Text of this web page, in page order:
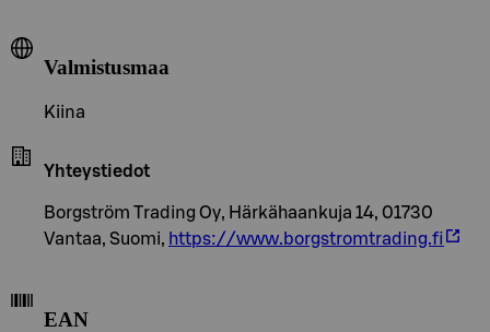
Valmistusmaa
Kiina
Yhteystiedot
Borgström Trading Oy, Härkähaankuja 14, 01730
Vantaa, Suomi, https://www.borgstromtrading.fi
EAN